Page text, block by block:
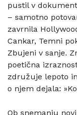
pustil v
– samotno
zavrnila
Cankar, Temni
Zbujeni v sanje.
poetična
združuje lepoto
o njem dejala:
Ob snemanju